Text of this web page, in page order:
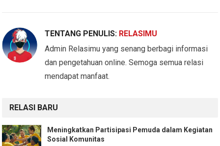
TENTANG PENULIS: RELASIMU
Admin Relasimu yang senang berbagi informasi
dan pengetahuan online. Semoga semua relasi
mendapat manfaat.
RELASI BARU
Meningkatkan Partisipasi Pemuda dalam Kegiatan
Sosial Komunitas